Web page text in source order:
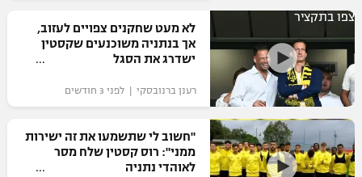
VOD
רץ ברשת
גביע המדינה
נבחרת ישראל
מכבי חיפה
בית"ר ירושלים
מכבי תל אביב
ליגה ספרדית
ליגה איטלקית
ליגה צרפתית
ליגה לאומית
כדורסל נשים
מכבי תל אביב
הפועל חולון
הפועל ירושלים
NBA
יורוליג
יורוקאפ
ענפים נוספים
טניס
כדוריד
כדורעף
צפו בתקציר
לא מעט שחקנים צפויים לעזוב,
אך בנתניה משוכנעים שקסטין
ישדרג את הסגל
רענן ברנובסקי | לפני 3 חודשים
"חשוב לי שתשמעו את זה ישירות
ממני": רוס קסטין שלח מסר
לאוהדי נתניה